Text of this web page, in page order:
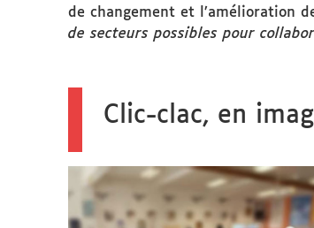
de changement et l’amélioration
de secteurs possibles pour
Clic-clac, en